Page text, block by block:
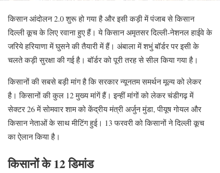
किसान आंदोलन 2.0 शुरू हो गया है और इसी कड़ी में पंजाब से किसान
दिल्ली कूच के लिए रवाना हुए हैं। ये किसान अमृतसर दिल्ली-नेशनल हाईवे के
जरिये हरियाणा में घुसने की तैयारी में हैं। अंबाला में शभुं बॉर्डर पर इसी के
चलते कड़ी सुरक्षा की गई है। बॉर्डर को पूरी तरह से सील किया गया है।
किसानों की सबसे बड़ी मांग है कि सरकार न्यूनतम समर्थन मूल्य को लेकर
है। किसानों की कुल 12 मुख्य मांगें हैं। इन्हीं मांगों को लेकर चंडीगढ़ में
सेक्टर 26 में सोमवार शाम को केंद्रीय मंत्री अर्जुन मुंडा, पीयूष गोयल और
किसान नेताओं के साथ मीटिंग हुई। 13 फरवरी को किसानों ने दिल्ली कूच
का ऐलान किया है।
किसानों के 12 डिमांड